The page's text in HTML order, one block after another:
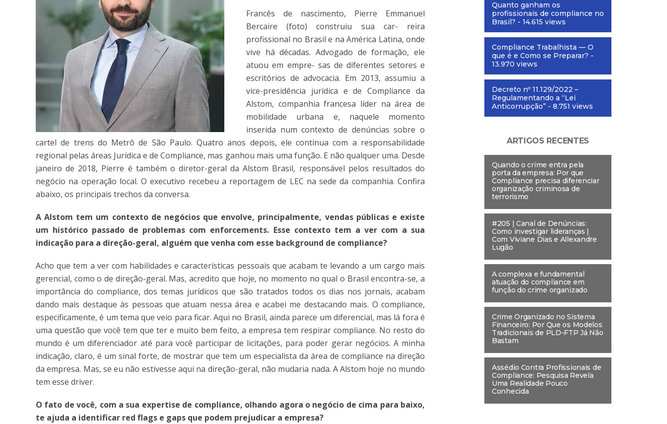
Francês de nascimento, Pierre Emmanuel
Bercaire (foto) construiu sua car- reira
profissional no Brasil e na América Latina, onde
vive há décadas. Advogado de formação, ele
atuou em empre- sas de diferentes setores e
escritórios de advocacia. Em 2013, assumiu a
vice-presidência jurídica e de Compliance da
Alstom, companhia francesa líder na área de
mobilidade urbana e, naquele momento
inserida num contexto de denúncias sobre o
cartel de trens do Metrô de São Paulo. Quatro anos depois, ele continua com a responsabilidade
regional pelas áreas Jurídica e de Compliance, mas ganhou mais uma função. E não qualquer uma. Desde
janeiro de 2018, Pierre é também o diretor-geral da Alstom Brasil, responsável pelos resultados do
negócio na operação local. O executivo recebeu a reportagem de LEC na sede da companhia. Confira
abaixo, os principais trechos da conversa.
A Alstom tem um contexto de negócios que envolve, principalmente, vendas públicas e existe
um histórico passado de problemas com enforcements. Esse contexto tem a ver com a sua
indicação para a direção-geral, alguém que venha com esse background de compliance?
Acho que tem a ver com habilidades e características pessoais que acabam te levando a um cargo mais
gerencial, como o de direção-geral. Mas, acredito que hoje, no momento no qual o Brasil encontra-se, a
importância do compliance, dos temas jurídicos que são tratados todos os dias nos jornais, acabam
dando mais destaque às pessoas que atuam nessa área e acabei me destacando mais. O compliance,
especificamente, é um tema que veio para ficar. Aqui no Brasil, ainda parece um diferencial, mas lá fora é
uma questão que você tem que ter e muito bem feito, a empresa tem respirar compliance. No resto do
mundo é um diferenciador até para você participar de licitações, para poder gerar negócios. A minha
indicação, claro, é um sinal forte, de mostrar que tem um especialista da área de compliance na direção
da empresa. Mas, se eu não estivesse aqui na direção-geral, não mudaria nada. A Alstom hoje no mundo
tem esse driver.
O fato de você, com a sua expertise de compliance, olhando agora o negócio de cima para baixo,
te ajuda a identificar red flags e gaps que podem prejudicar a empresa?
Quanto ganham os
profissionais de compliance no
Brasil? - 14.615 views
Compliance Trabalhista — O
que é e Como se Preparar? -
13.970 views
Decreto nº 11.129/2022 –
Regulamentando a “Lei
Anticorrupção” - 8.751 views
ARTIGOS RECENTES
Quando o crime entra pela
porta da empresa: Por que
Compliance precisa diferenciar
organização criminosa de
terrorismo
#205 | Canal de Denúncias:
Como investigar lideranças |
Com Viviane Dias e Allexandre
Lugão
A complexa e fundamental
atuação do compliance em
função do crime organizado
Crime Organizado no Sistema
Financeiro: Por Que os Modelos
Tradicionais de PLD-FTP Já Não
Bastam
Assédio Contra Profissionais de
Compliance: Pesquisa Revela
Uma Realidade Pouco
Conhecida